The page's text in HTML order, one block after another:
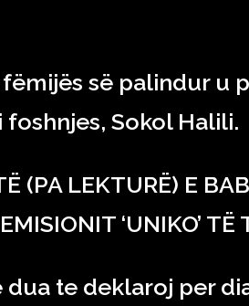
së palindur u
foshnjes, Sokol Halili.
(PA LEKTURË) E
‘UNIKO’ TË
dua te deklaroj per